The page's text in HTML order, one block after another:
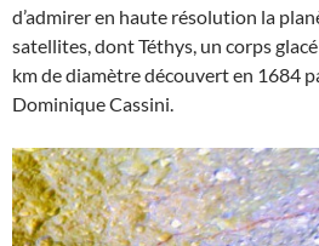
d’admirer en haute résolution la
satellites, dont Téthys, un corps
km de diamètre découvert en 1684
Dominique Cassini.